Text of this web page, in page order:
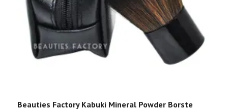
Beauties Factory Kabuki Mineral Powder Borste